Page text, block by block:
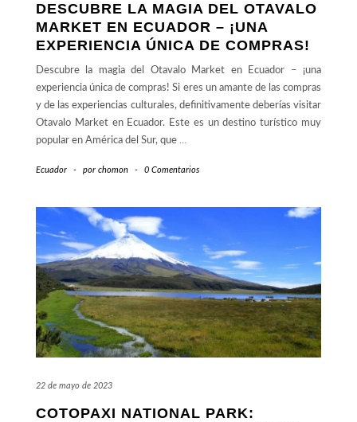
DESCUBRE LA MAGIA DEL OTAVALO
MARKET EN ECUADOR – ¡UNA
EXPERIENCIA ÚNICA DE COMPRAS!
Descubre la magia del Otavalo Market en Ecuador – ¡una
experiencia única de compras! Si eres un amante de las compras
y de las experiencias culturales, definitivamente deberías visitar
Otavalo Market en Ecuador. Este es un destino turístico muy
popular en América del Sur, que …
Ecuador - por chomon - 0 Comentarios
22 de mayo de 2023
COTOPAXI NATIONAL PARK: